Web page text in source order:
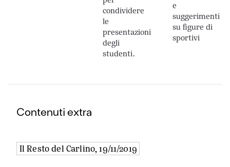
architettura, ma
anche cinema,
teatro, musica,
Difficilmente si
tra un capolavoro
di Michelangelo e
condividere
le
presentazioni
degli
studenti.
e
suggerimenti
su figure di
sportivi
Contenuti extra
Il Resto del Carlino, 19/11/2019